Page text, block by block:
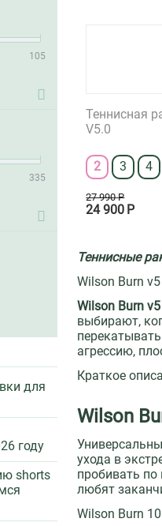
105
335
для
году
shorts
Теннисная
V5.0
2 3 4
27 990 Р
24 900 Р
Теннисные
Wilson Burn
Wilson Burn v5
выбирают,
агрессию,
Краткое
Wilson
ухода в
пробивать
любят
Wilson Burn